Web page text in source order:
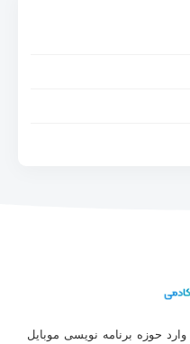
حوزه برنامه نویسی موبایل